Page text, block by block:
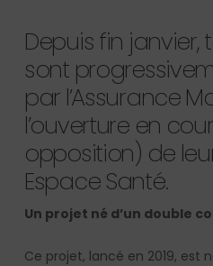
Depuis fin janvier,
sont
par l’Assurance
l’ouverture en
opposition) de
Espace Santé.
Un projet né d’un double
Ce projet, lancé en 2019, est